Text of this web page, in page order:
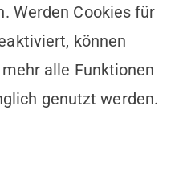
Werden Cookies für
können
alle Funktionen
genutzt werden.